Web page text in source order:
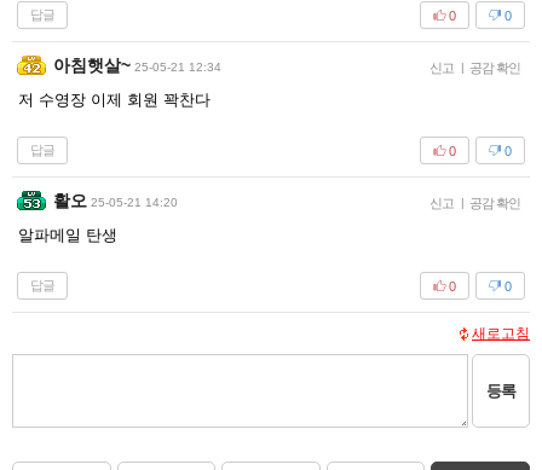
답글 0
0
아침햇살~ 25-05-21 12:34 신고 | 공감 확인
저 수영장 이제 회원 꽉찬다
답글 0
0
활오 25-05-21 14:20 신고 | 공감 확인
알파메일 탄생
답글 0
0
새로고침
등록